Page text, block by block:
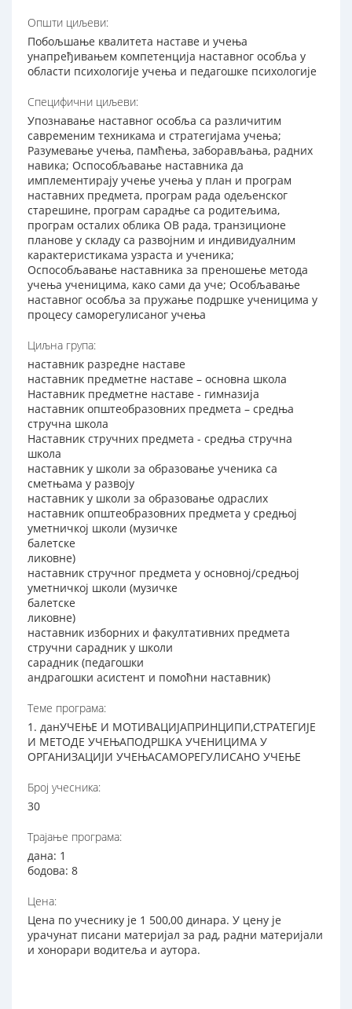
Општи циљеви:
Побољшање квалитета наставе и учења
унапређивањем компетенција наставног особља у
области психологије учења и педагошке психологије
Специфични циљеви:
Упознавање наставног особља са различитим
савременим техникама и стратегијама учења;
Разумевање учења, памћења, заборављања, радних
навика; Оспособљавање наставника да
имплементирају учење учења у план и програм
наставних предмета, програм рада одељенског
старешине, програм сарадње са родитељима,
програм осталих облика ОВ рада, транзиционе
планове у складу са развојним и индивидуалним
карактеристикама узраста и ученика;
Оспособљавање наставника за преношење метода
учења ученицима, како сами да уче; Особљавање
наставног особља за пружање подршке ученицима у
процесу саморегулисаног учења
Циљна група:
наставник разредне наставе
наставник предметне наставе – основна школа
Наставник предметне наставе - гимназија
наставник општеобразовних предмета – средња
стручна школа
Наставник стручних предмета - средња стручна
школа
наставник у школи за образовање ученика са
сметњама у развоју
наставник у школи за образовање одраслих
наставник општеобразовних предмета у средњој
уметничкој школи (музичке
балетске
ликовне)
наставник стручног предмета у основној/средњој
уметничкој школи (музичке
балетске
ликовне)
наставник изборних и факултативних предмета
стручни сарадник у школи
сарадник (педагошки
андрагошки асистент и помоћни наставник)
Теме програма:
1. данУЧЕЊЕ И МОТИВАЦИЈАПРИНЦИПИ,СТРАТЕГИЈЕ
И МЕТОДЕ УЧЕЊАПОДРШКА УЧЕНИЦИМА У
ОРГАНИЗАЦИЈИ УЧЕЊАСАМОРЕГУЛИСАНО УЧЕЊЕ
Број учесника:
30
Трајање програма:
дана: 1
бодова: 8
Цена:
Цена по учеснику је 1 500,00 динара. У цену је
урачунат писани материјал за рад, радни материјали
и хонорари водитеља и аутора.